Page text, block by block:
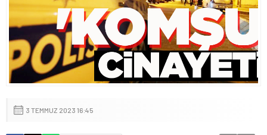
3 TEMMUZ 2023 16:45